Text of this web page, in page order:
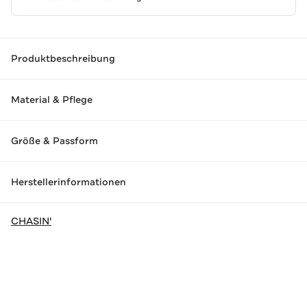
Produktbeschreibung
Material & Pflege
Größe & Passform
Herstellerinformationen
CHASIN'